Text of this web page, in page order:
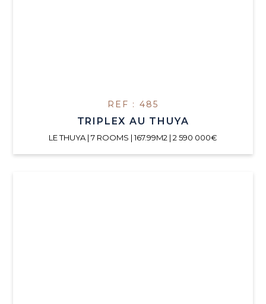
REF : 485
TRIPLEX AU THUYA
LE THUYA | 7 ROOMS | 167.99M2 | 2 590 000€